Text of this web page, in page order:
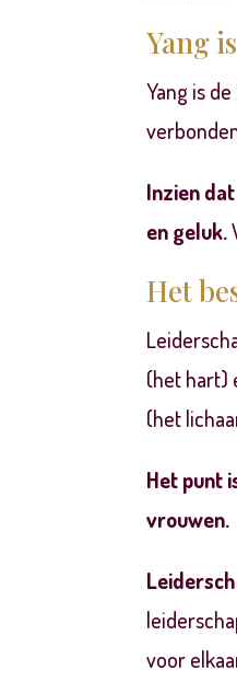
Yang
Yang is
Inzien
en geluk.
Het
(het hart)
(het
Het punt
vrouwen.
voor